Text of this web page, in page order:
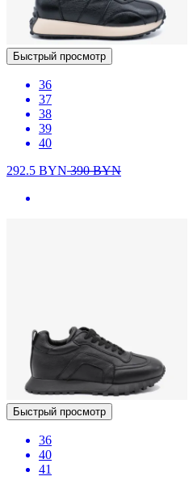
Быстрый просмотр
36
37
38
39
40
292.5 BYN390BYN
Быстрый просмотр
36
40
41